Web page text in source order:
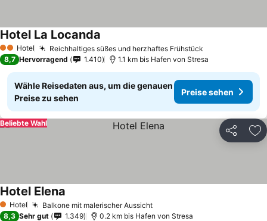
2 Sterne
Hotel Reichhaltiges süßes und herzhaftes Frühstück
Hotel La Locanda
8,7 Hervorragend 1.410 1.1 km bis Hafen von Stresa
Wähle Reisedaten aus, um die genauen
Preise zu sehen
Preise sehen
Teilen
Beliebte Wahl
1 Sterne
Hotel Balkone mit malerischer Aussicht
Hotel Elena
8,3 Sehr gut 1.349 0.2 km bis Hafen von Stresa